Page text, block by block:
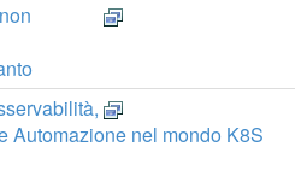
Automazione nel mondo K8S